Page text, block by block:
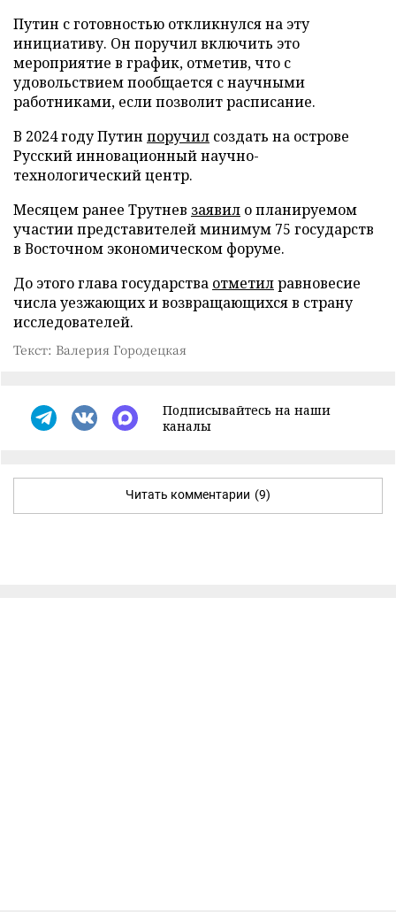
Путин с готовностью откликнулся на эту
инициативу. Он поручил включить это
мероприятие в график, отметив, что с
удовольствием пообщается с научными
работниками, если позволит расписание.
В 2024 году Путин поручил создать на острове
Русский инновационный научно-
технологический центр.
Месяцем ранее Трутнев заявил о планируемом
участии представителей минимум 75 государств
в Восточном экономическом форуме.
До этого глава государства отметилравновесие
числа уезжающих и возвращающихся в страну
исследователей.
Текст: Валерия Городецкая
Подписывайтесь на наши
каналы
Читать комментарии (9)